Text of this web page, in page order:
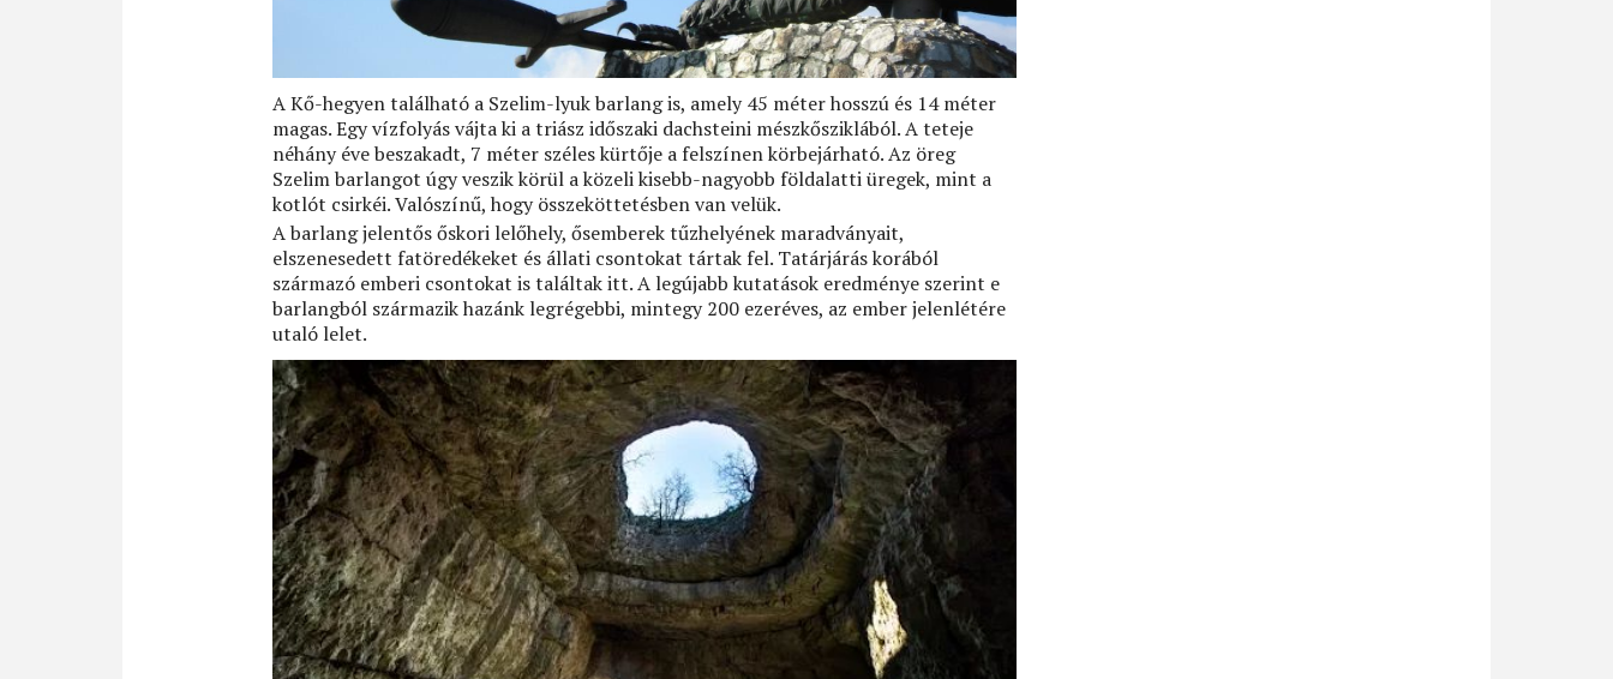
A Kő-hegyen található a Szelim-lyuk barlang is, amely 45 méter hosszú és 14 méter
magas. Egy vízfolyás vájta ki a triász időszaki dachsteini mészkősziklából. A teteje
néhány éve beszakadt, 7 méter széles kürtője a felszínen körbejárható. Az öreg
Szelim barlangot úgy veszik körül a közeli kisebb-nagyobb földalatti üregek, mint a
kotlót csirkéi. Valószínű, hogy összeköttetésben van velük.
A barlang jelentős őskori lelőhely, ősemberek tűzhelyének maradványait,
elszenesedett fatöredékeket és állati csontokat tártak fel. Tatárjárás korából
származó emberi csontokat is találtak itt. A legújabb kutatások eredménye szerint e
barlangból származik hazánk legrégebbi, mintegy 200 ezeréves, az ember jelenlétére
utaló lelet.